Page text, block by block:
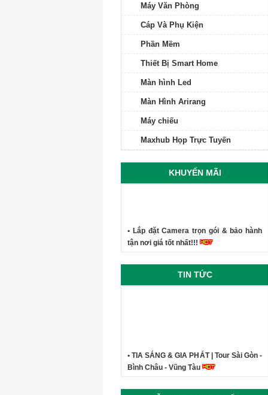
Máy Văn Phòng
Cáp Và Phụ Kiện
Phần Mềm
Thiết Bị Smart Home
Màn hình Led
Màn Hình Arirang
Máy chiếu
Maxhub Họp Trực Tuyến
KHUYẾN MÃI
• Lắp đặt Camera trọn gói & bảo hành
tận nơi giá tốt nhất!!!
TIN TỨC
• TIA SÁNG & GIA PHÁT | Tour Sài Gòn -
Bình Châu - Vũng Tàu